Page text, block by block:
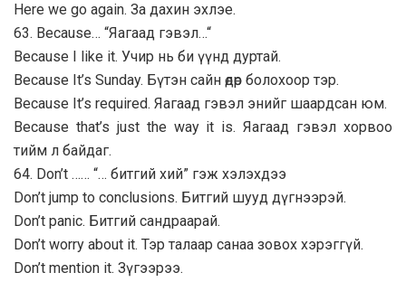
Here we go again. За дахин эхлэе.
63. Because… “Яагаад гэвэл…“
Because I like it. Учир нь би үүнд дуртай.
Because It’s Sunday. Бүтэн сайн өдөр болохоор тэр.
Because It’s required. Яагаад гэвэл энийг шаардсан юм.
Because that’s just the way it is. Яагаад гэвэл хорвоо
тийм л байдаг.
64. Don’t …… “… битгий хий” гэж хэлэхдээ
Don’t jump to conclusions. Битгий шууд дүгнээрэй.
Don’t panic. Битгий сандраарай.
Don’t worry about it. Тэр талаар санаа зовох хэрэггүй.
Don’t mention it. Зүгээрээ.